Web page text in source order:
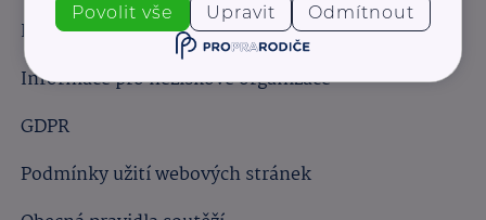
Informace pro obchodní partnery
Informace pro neziskové organizace
GDPR
Podmínky užití webových stránek
Povolit vše Upravit Odmítnout